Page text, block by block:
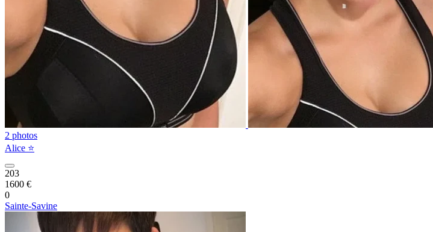
2 photos
Alice ⭐️
203
1600 €
0
Sainte-Savine